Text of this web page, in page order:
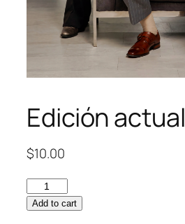
Edición actual
$10.00
Edición
actual
Add to cart